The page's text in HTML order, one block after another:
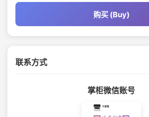
购买 (Buy)
联系方式
掌柜微信账号